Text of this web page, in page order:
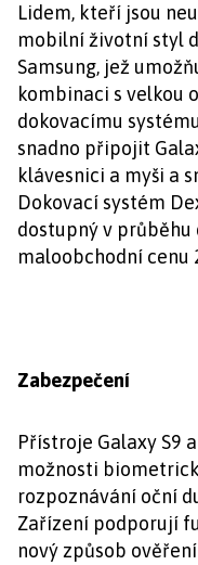
Lidem, kteří jsou
mobilní životní styl
Samsung, jež
kombinaci s velkou
dokovacímu
snadno připojit
klávesnici a myši a
Dokovací systém
dostupný v průběhu
maloobchodní cenu
Zabezpečení
Přístroje Galaxy S9
možnosti
rozpoznávání oční
Zařízení podporují
nový způsob